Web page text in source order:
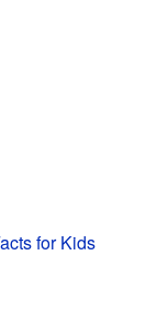
for Kids